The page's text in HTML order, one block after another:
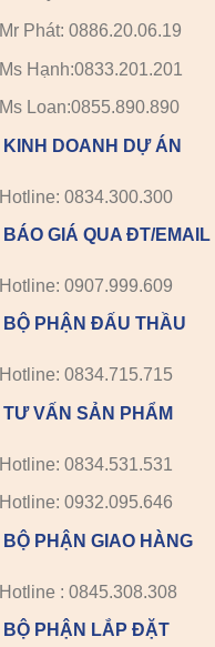
Mr Phát: 0886.20.06.19
Ms Hạnh:0833.201.201
Ms Loan:0855.890.890
KINH DOANH DỰ ÁN
Hotline: 0834.300.300
BÁO GIÁ QUA ĐT/EMAIL
Hotline: 0907.999.609
BỘ PHẬN ĐẤU THẦU
Hotline: 0834.715.715
TƯ VẤN SẢN PHẨM
Hotline: 0834.531.531
Hotline: 0932.095.646
BỘ PHẬN GIAO HÀNG
Hotline : 0845.308.308
BỘ PHẬN LẮP ĐẶT
CỬA NHÔM VÂN GỖ
CNVG-23